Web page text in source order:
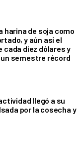
harina de soja como
y aún así el
cada diez dólares y
semestre récord
llegó a su
por la cosecha y